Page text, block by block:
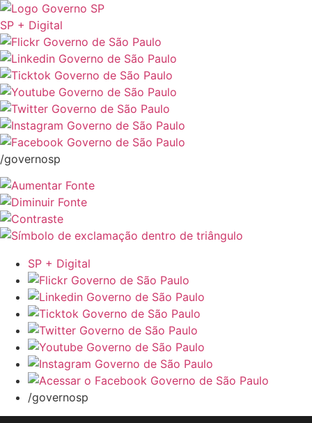
SP + Digital
/governosp
SP + Digital
/governosp